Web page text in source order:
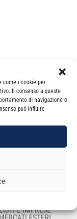
come i cookie per
Il consenso a queste
di navigazione o
può influire
CNDCEC
– CINA 2019:
E IMPRESE